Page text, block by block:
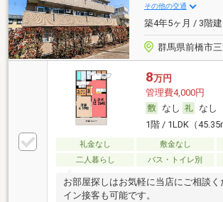
その他の交通
築4年5ヶ月 / 3階建
群馬県前橋市
8万円
管理費4,000円
なし
なし
1階 / 1LDK（
礼金なし 敷金なし
二人暮らし
バス・トイレ別
お部屋探しはお気軽に当店にご相談く
イン接客も可能です。